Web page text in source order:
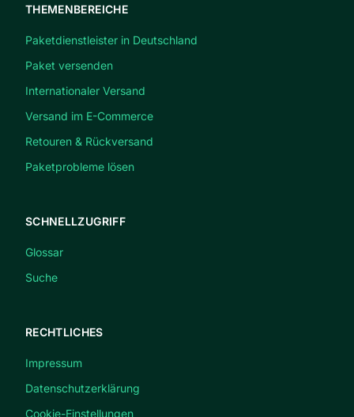
THEMENBEREICHE
Paketdienstleister in Deutschland
Paket versenden
Internationaler Versand
Versand im E-Commerce
Retouren & Rückversand
Paketprobleme lösen
SCHNELLZUGRIFF
Glossar
Suche
RECHTLICHES
Impressum
Datenschutzerklärung
Cookie-Einstellungen